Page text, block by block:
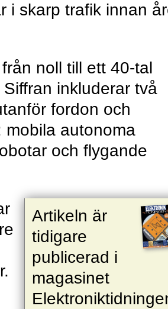
i skarp trafik innan
noll till ett 40-tal
inkluderar två
fordon och
mobila autonoma
och flygande
Artikeln är
tidigare
publicerad i
magasinet